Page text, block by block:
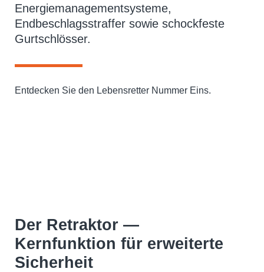
Energiemanagementsysteme,
Endbeschlagsstraffer sowie schockfeste
Gurtschlösser.
Entdecken Sie den Lebensretter Nummer Eins.
Der Retraktor —
Kernfunktion für erweiterte
Sicherheit